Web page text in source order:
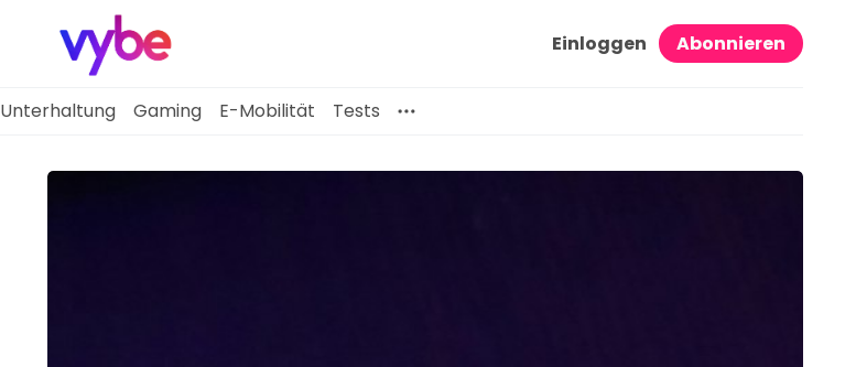
Einloggen Abonnieren
Unterhaltung Gaming E-Mobilität Tests